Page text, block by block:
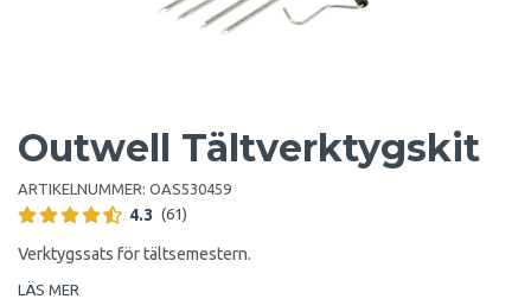
Outwell Tältverktygskit
ARTIKELNUMMER: OAS530459
4.3 (61)
Verktygssats för tältsemestern.
LÄS MER